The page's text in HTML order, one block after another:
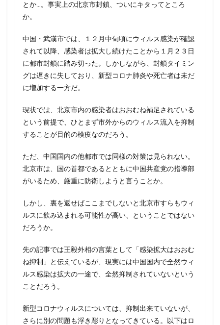
とか…。事実上の北京市封鎖、ついにキタってところ
か。
中国・武漢市では、１２月中旬頃にウィルス感染が確認
されて以降、感染者は拡大し続けたことから１月２３日
に都市封鎖に踏み切った。しかしながら、封鎖タイミン
グは遅きに失しており、新型コロナ肺炎や死亡者は未だ
に増加する一方だ。
現状では、北京市内の感染者はおおむね補足されている
という前提で、ひとまず市外からのウィルス流入を抑制
することが目的の検疫なのだろう。
ただ、中国国内の他都市では同様の対策は見られない。
北京市は、国の首都であるとともに中国共産党の指導部
がいるため、厳重に防衛しようと言うことか。
しかし、裏を返せばここまでしないと北京市すらもウィ
ルスに飲み込まれる可能性が高い、ということではない
だろうか。
先の記事では王毅外相の言葉として「感染拡大はおおむ
ね抑制」と伝えているが、現実には中国国内で全然ウィ
ルス感染は拡大の一途で、全然抑制されていないという
ことだろう。
新型コロナウィルスについては、抑制出来ていないが、
さらに別の問題も浮き彫りとなってきている。以下はロ